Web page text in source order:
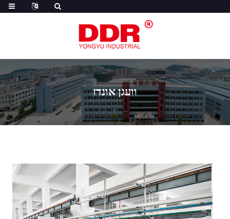
וועגן אונדז